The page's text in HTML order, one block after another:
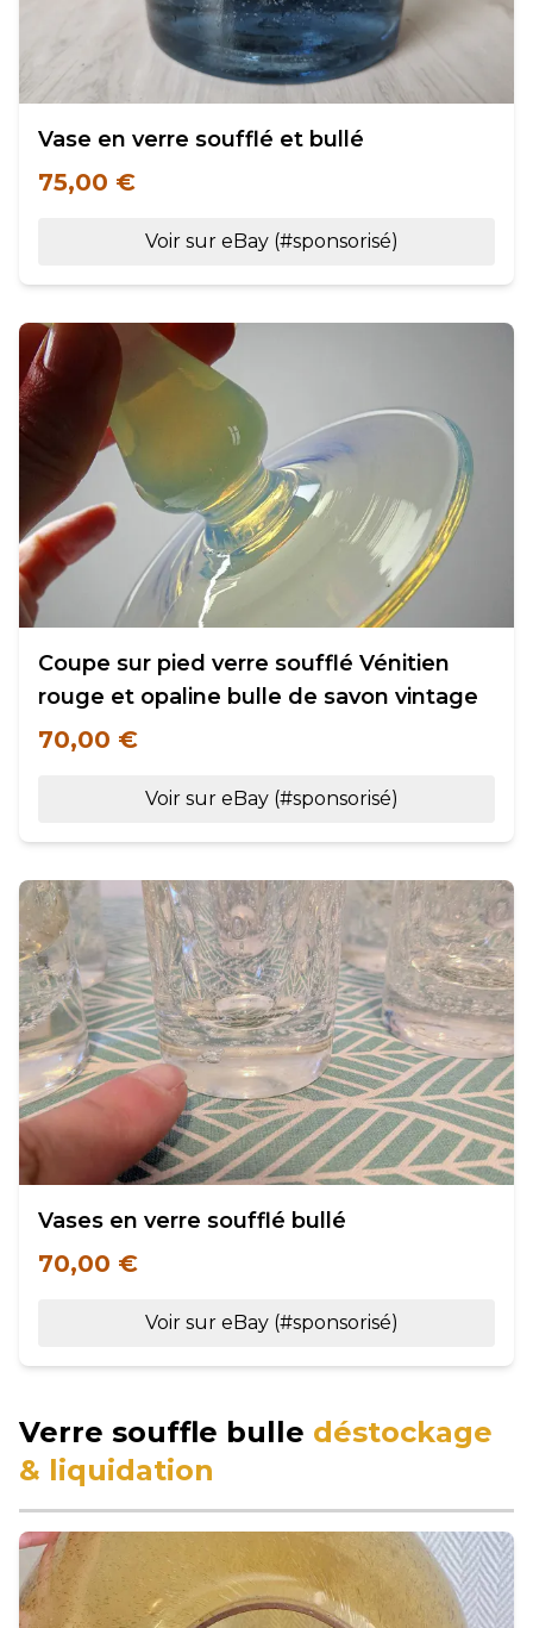
Vase en verre soufflé et bullé
75,00 €
Voir sur eBay (#sponsorisé)
Coupe sur pied verre soufflé Vénitien
rouge et opaline bulle de savon vintage
70,00 €
Voir sur eBay (#sponsorisé)
Vases en verre soufflé bullé
70,00 €
Voir sur eBay (#sponsorisé)
Verre souffle bulle déstockage
& liquidation